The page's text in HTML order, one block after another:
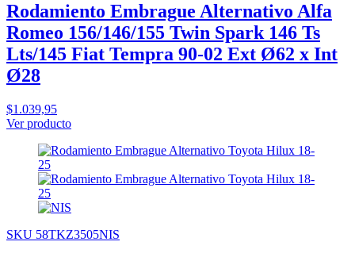
Rodamiento Embrague Alternativo Alfa
Romeo 156/146/155 Twin Spark 146 Ts
Lts/145 Fiat Tempra 90-02 Ext Ø62 x Int
Ø28
$1.039,95
Ver producto
SKU 58TKZ3505NIS